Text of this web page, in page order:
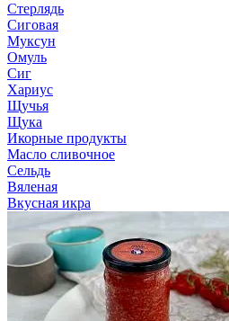
Стерлядь
Сиговая
Муксун
Омуль
Сиг
Хариус
Щучья
Щука
Икорные продукты
Масло сливочное
Сельдь
Вяленая
Вкусная икра